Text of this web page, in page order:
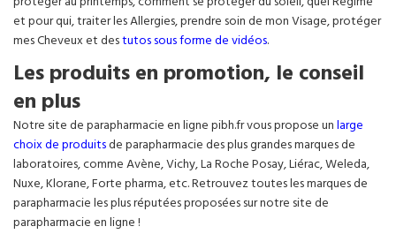
et pour qui, traiter les Allergies, prendre soin de mon Visage, protéger
mes Cheveux et destutos sous forme de vidéos.
Les produits en promotion, le conseil
en plus
Notre site de parapharmacie en ligne pibh.fr vous propose unlarge
choix de produitsde parapharmacie des plus grandes marques de
laboratoires, comme Avène, Vichy, La Roche Posay, Liérac, Weleda,
Nuxe, Klorane, Forte pharma, etc. Retrouvez toutes les marques de
parapharmacie les plus réputées proposées sur notre site de
parapharmacie en ligne !